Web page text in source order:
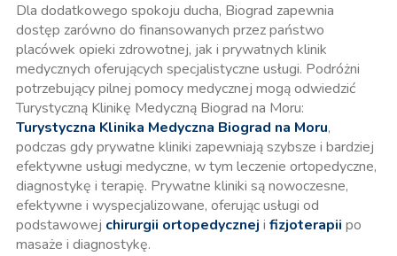
Dla dodatkowego spokoju ducha, Biograd zapewnia
dostęp zarówno do finansowanych przez państwo
placówek opieki zdrowotnej, jak i prywatnych klinik
medycznych oferujących specjalistyczne usługi. Podróżni
potrzebujący pilnej pomocy medycznej mogą odwiedzić
Turystyczną Klinikę Medyczną Biograd na Moru:
Turystyczna Klinika Medyczna Biograd na Moru,
podczas gdy prywatne kliniki zapewniają szybsze i bardziej
efektywne usługi medyczne, w tym leczenie ortopedyczne,
diagnostykę i terapię. Prywatne kliniki są nowoczesne,
efektywne i wyspecjalizowane, oferując usługi od
podstawowej chirurgii ortopedycznej i fizjoterapii po
masaże i diagnostykę.